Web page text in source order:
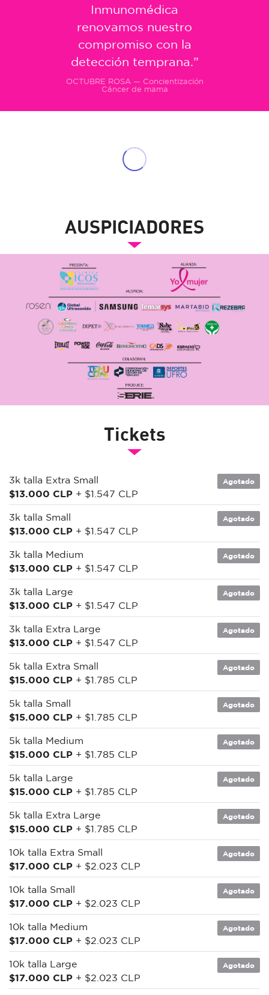
Inmunomédica
renovamos nuestro
compromiso con la
detección temprana.”
OCTUBRE ROSA — Concientización
Cáncer de mama
AUSPICIADORES
Tickets
3k talla Extra Small
$13.000 CLP + $1.547 CLP
Agotado
3k talla Small
$13.000 CLP + $1.547 CLP
Agotado
3k talla Medium
$13.000 CLP + $1.547 CLP
Agotado
3k talla Large
$13.000 CLP + $1.547 CLP
Agotado
3k talla Extra Large
$13.000 CLP + $1.547 CLP
Agotado
5k talla Extra Small
$15.000 CLP + $1.785 CLP
Agotado
5k talla Small
$15.000 CLP + $1.785 CLP
Agotado
5k talla Medium
$15.000 CLP + $1.785 CLP
Agotado
5k talla Large
$15.000 CLP + $1.785 CLP
Agotado
5k talla Extra Large
$15.000 CLP + $1.785 CLP
Agotado
10k talla Extra Small
$17.000 CLP + $2.023 CLP
Agotado
10k talla Small
$17.000 CLP + $2.023 CLP
Agotado
10k talla Medium
$17.000 CLP + $2.023 CLP
Agotado
10k talla Large
$17.000 CLP + $2.023 CLP
Agotado